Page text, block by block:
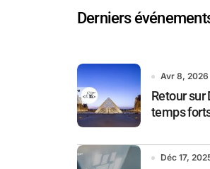
Derniers
Avr 8, 2026
Retour sur
temps
Déc 17,